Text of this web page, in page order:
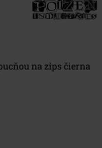
na zips čierna